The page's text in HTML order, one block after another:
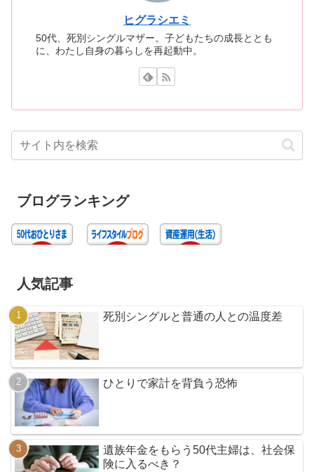
ヒグラシエミ
50代、死別シングルマザー。子どもたちの成長ととも
に、わたし自身の暮らしを再起動中。
ブログランキング
人気記事
死別シングルと普通の人との温度差
ひとりで家計を背負う恐怖
遺族年金をもらう50代主婦は、社会保
険に入るべき？